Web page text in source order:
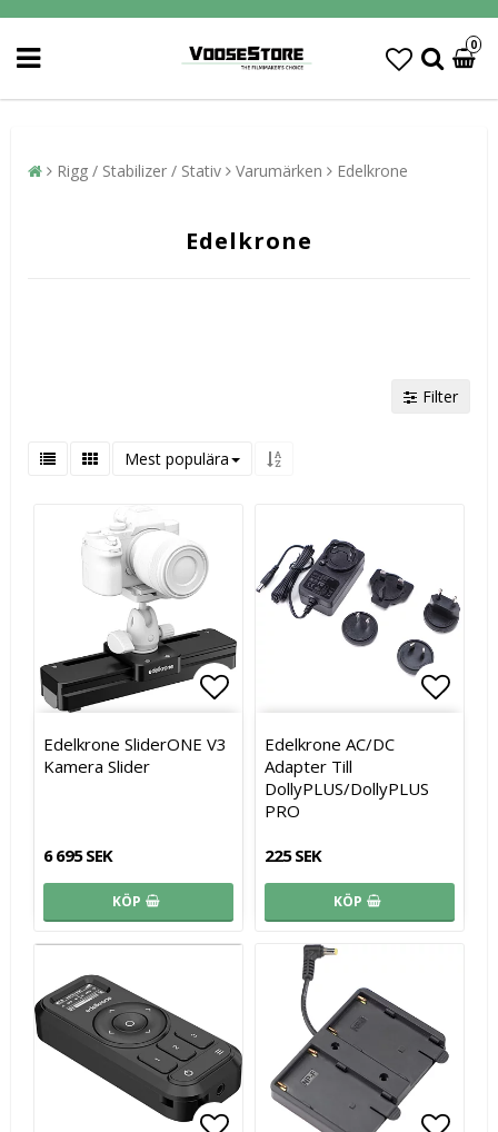
0
Rigg / Stabilizer / Stativ Varumärken Edelkrone
Edelkrone
Filter
Mest populära
Lägg till i favoritlistan
Edelkrone SliderONE V3
Kamera Slider
6 695 SEK
KÖP
Edelkrone AC/DC
Adapter Till
DollyPLUS/DollyPLUS
PRO
225 SEK
KÖP